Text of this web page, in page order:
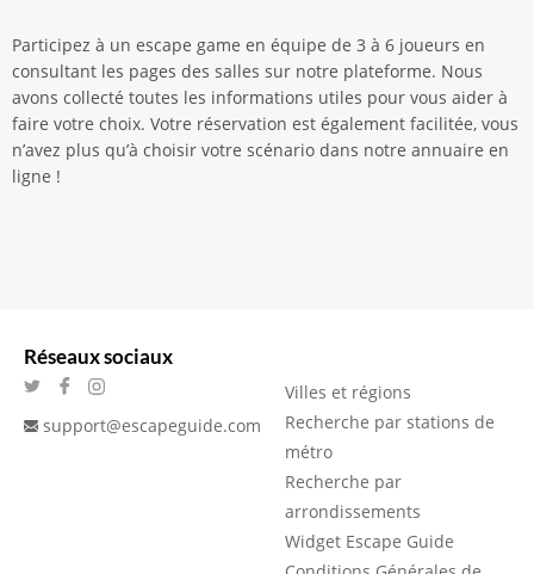
Participez à un escape game en équipe de 3 à 6 joueurs en
consultant les pages des salles sur notre plateforme. Nous
avons collecté toutes les informations utiles pour vous aider à
faire votre choix. Votre réservation est également facilitée, vous
n’avez plus qu’à choisir votre scénario dans notre annuaire en
ligne !
Réseaux sociaux
support@escapeguide.com
Villes et régions
Recherche par stations de
métro
Recherche par
arrondissements
Widget Escape Guide